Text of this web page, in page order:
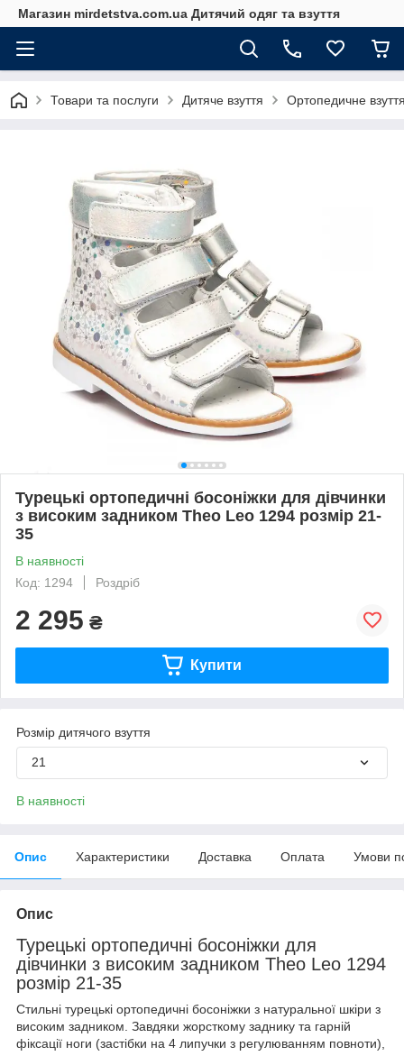
Магазин mirdetstva.com.ua Дитячий одяг та взуття
Товари та послуги Дитяче взуття Ортопедичне
Турецькі ортопедичні босоніжки для дівчинки
з високим задником Theo Leo 1294 розмір 21-
35
В наявності
Код: 1294
Роздріб
2 295 ₴
Купити
Розмір дитячого взуття
21
В наявності
Опис Характеристики Доставка Оплата Умови
Опис
Турецькі ортопедичні босоніжки для
дівчинки з високим задником Theo Leo 1294
розмір 21-35
Стильні турецькі ортопедичні босоніжки з натуральної шкіри з
високим задником. Завдяки жорсткому заднику та гарній
фіксації ноги (застібки на 4 липучки з регулюванням повноти),